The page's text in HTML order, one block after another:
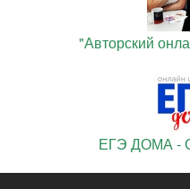
"Авторский
ЕГЭ ДОМА -